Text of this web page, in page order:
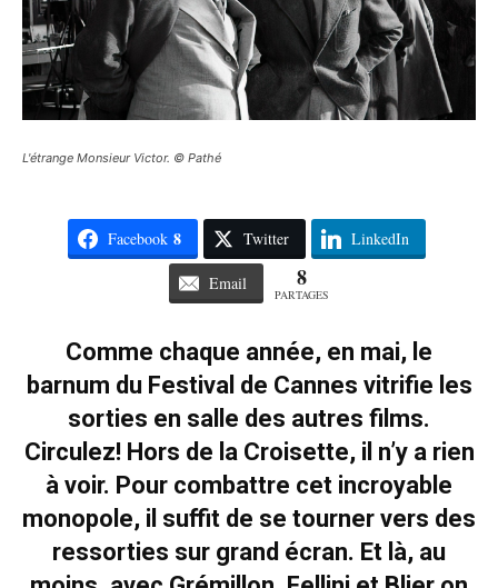
L'étrange Monsieur Victor. © Pathé
Facebook 8 Twitter LinkedIn
Email 8
PARTAGES
Comme chaque année, en mai, le
barnum du Festival de Cannes vitrifie les
sorties en salle des autres films.
Circulez! Hors de la Croisette, il n’y a rien
à voir. Pour combattre cet incroyable
monopole, il suffit de se tourner vers des
ressorties sur grand écran. Et là, au